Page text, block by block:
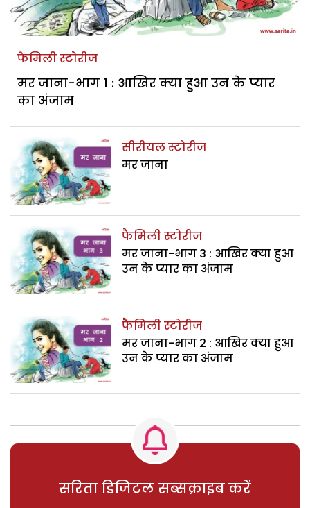
फैमिली स्टोरीज
मर जाना-भाग 1 : आखिर क्या हुआ उन के प्यार
का अंजाम
सीरीयल स्टोरीज
मर जाना
फैमिली स्टोरीज
मर जाना-भाग 3 : आखिर क्या हुआ
उन के प्यार का अंजाम
फैमिली स्टोरीज
मर जाना-भाग 2 : आखिर क्या हुआ
उन के प्यार का अंजाम
सरिता डिजिटल सब्सक्राइब करें